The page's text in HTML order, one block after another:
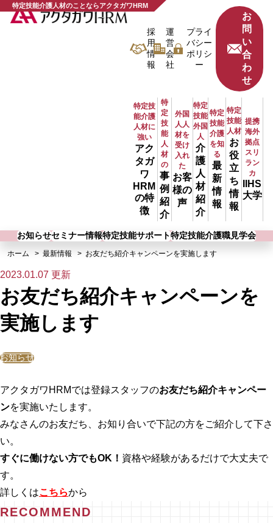
特定技能介護人材のことならアクタガワHRM
採
用
情
報
運
営
会
社
プライ
バシー
ポリシ
ー
お
問
い
合
わ
せ
特定技
能介護
人材に
強い
アク
タガ
ワ
HRM
の特
徴
特
定
技
能
人
材
の
事
例
紹
介
外国
人人
材を
受け
入れ
た
お客
様の
声
特定
技能
外国
人
介
護
人
材
紹
介
特定
技能
介護
を知
る
最
新
情
報
特定
技能
人材
お
役
立
ち
情
報
提携
海外
拠点
スリ
ラン
カ
IIHS
大学
お知らせセミナー情報特定技能サポート特定技能介護職見学会
ホーム 最新情報 お友だち紹介キャンペーンを実施します
2023.01.07 更新
お友だち紹介キャンペーンを
実施します
お知らせ
アクタガワHRMでは登録スタッフのお友だち紹介キャンペー
ンを実施いたします。
みなさんのお友だち、お知り合いで下記の方をご紹介して下さ
い。
すぐに働けない方でもOK！ 資格や経験があるだけで大丈夫で
す。
詳しくはこちらから
RECOMMEND